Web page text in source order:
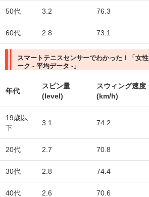
50代 3.2 76.3
60代 2.8 73.1
スマートテニスセンサーでわかった！「女
ーク - 平均データ -」
年代
スピン量
(level)
スウィング速度
(km/h)
19歳以
下
3.1 74.2
20代 2.7 70.8
30代 2.8 74.4
40代 2.6 70.6